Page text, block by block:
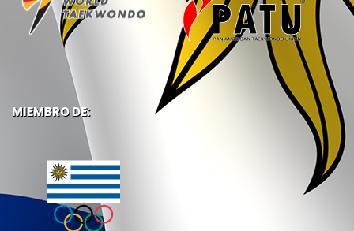
MIEMBRO DE: